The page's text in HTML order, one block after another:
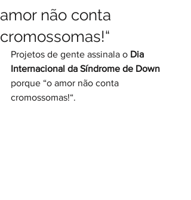
amor não conta
cromossomas!“
Projetos de gente assinala o Dia
Internacional da Síndrome de Down
porque “o amor não conta
cromossomas!“.